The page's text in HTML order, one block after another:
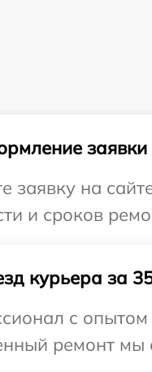
заявки
заявку на
и сроков
курьера за
с опытом
ремонт мы